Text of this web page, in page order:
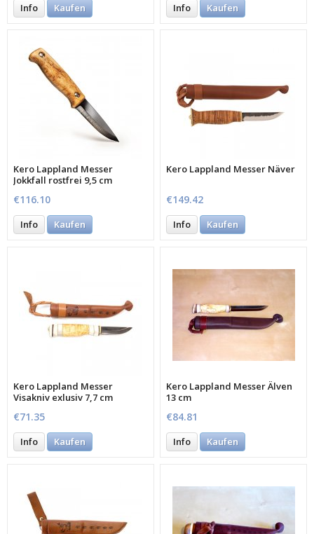
Info Kaufen Info Kaufen
Kero Lappland Messer
Jokkfall rostfrei 9,5 cm
€116.10
Info Kaufen
Kero Lappland Messer Näver
€149.42
Info Kaufen
Kero Lappland Messer
Visakniv exlusiv 7,7 cm
€71.35
Info Kaufen
Kero Lappland Messer Älven
13 cm
€84.81
Info Kaufen